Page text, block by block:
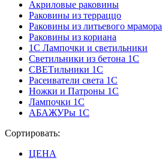
Акриловые раковины
Раковины из терраццо
Раковины из литьевого мрамора
Раковины из кориана
1С Лампочки и светильники
Светильники из бетона 1С
СВЕТильники 1С
Расеиватели света 1С
Ножки и Патроны 1С
Лампочки 1С
АБАЖУРы 1С
Сортировать:
ЦЕНА